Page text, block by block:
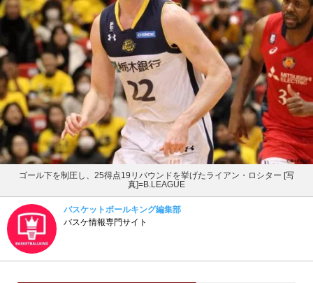
ゴール下を制圧し、25得点19リバウンドを挙げたライアン・ロシター [写
真]=B.LEAGUE
バスケットボールキング編集部
バスケ情報専門サイト